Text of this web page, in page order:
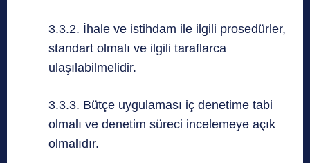
3.3.2. İhale ve istihdam ile ilgili prosedürler,
standart olmalı ve ilgili taraflarca
ulaşılabilmelidir.
3.3.3. Bütçe uygulaması iç denetime tabi
olmalı ve denetim süreci incelemeye açık
olmalıdır.